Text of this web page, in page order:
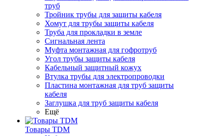
труб
Тройник трубы для защиты кабеля
Хомут для трубы защиты кабеля
Труба для прокладки в земле
Сигнальная лента
Муфта монтажная для гофротруб
Угол трубы защиты кабеля
Кабельный защитный кожух
Втулка трубы для электропроводки
Пластина монтажная для труб защиты
кабеля
Заглушка для труб защиты кабеля
Ещё
Товары TDM